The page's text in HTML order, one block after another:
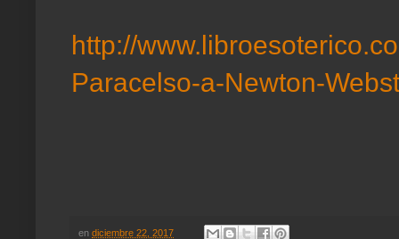
http://
Paracelso-a-Newton-
en diciembre 22, 2017